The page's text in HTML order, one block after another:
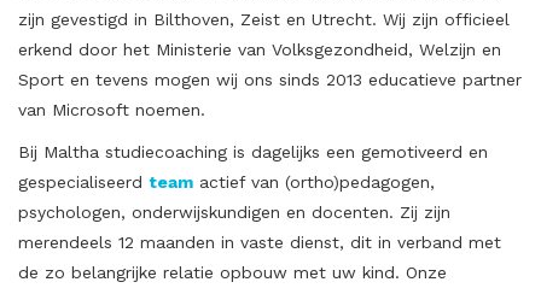
zijn gevestigd in Bilthoven, Zeist en Utrecht. Wij zijn officieel
erkend door het Ministerie van Volksgezondheid, Welzijn en
Sport en tevens mogen wij ons sinds 2013 educatieve partner
van Microsoft noemen.
Bij Maltha studiecoaching is dagelijks een gemotiveerd en
gespecialiseerd team actief van (ortho)pedagogen,
psychologen, onderwijskundigen en docenten. Zij zijn
merendeels 12 maanden in vaste dienst, dit in verband met
de zo belangrijke relatie opbouw met uw kind. Onze